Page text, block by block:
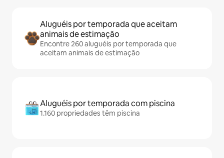
Aluguéis por temporada que aceitam
animais de estimação
Encontre 260 aluguéis por temporada que
aceitam animais de estimação
Aluguéis por temporada com piscina
1.160 propriedades têm piscina